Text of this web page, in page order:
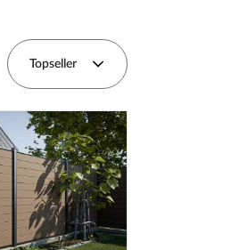
Topseller